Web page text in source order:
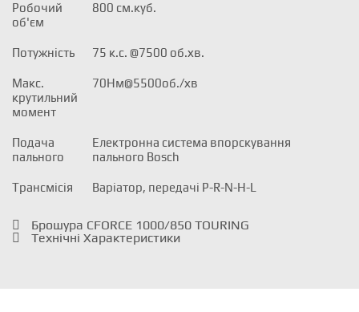
Робочий
об'єм
800 см.куб.
Потужність 75 к.с. @7500 об.хв.
Макс.
крутильний
момент
70Нм@5500об./хв
Подача
пального
Електронна система впорскування
пального Bosch
Трансмісія Варіатор, передачі P-R-N-H-L
Брошура CFORCE 1000/850 TOURING
Технічні Характеристики